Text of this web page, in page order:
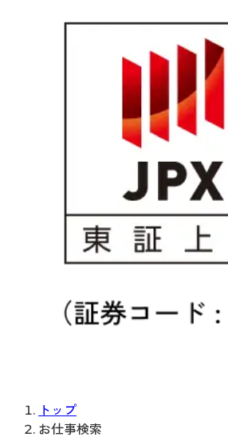
トップ
お仕事検索